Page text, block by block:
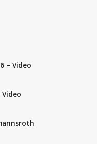
– Video